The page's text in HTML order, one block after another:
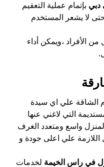
دبي بإتمام عملية التعقيم
لا يشعر المستخدم
الأفراد ،ويمكن أداء
الشاقة علي اي سيدة
التي لاغني عنها
واسع ومتعدد الغرف
اللازمة علي اعلى جودة و
في راس الخيمة لخدمات